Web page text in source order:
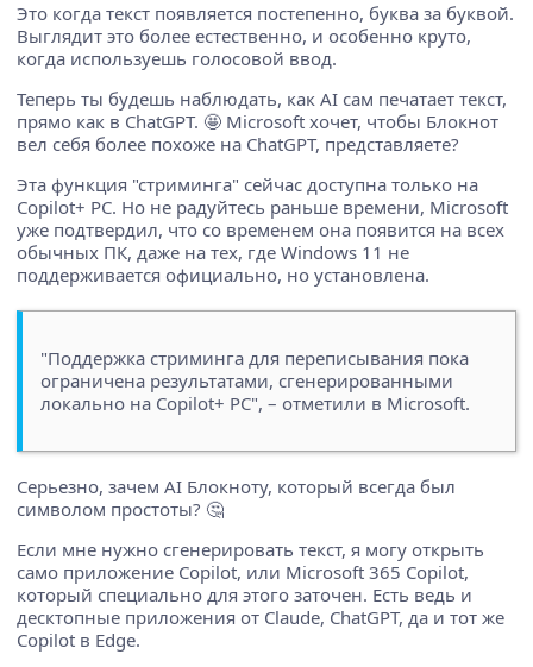
Это когда текст появляется постепенно, буква за буквой.
Выглядит это более естественно, и особенно круто,
когда используешь голосовой ввод.
Теперь ты будешь наблюдать, как AI сам печатает текст,
прямо как в ChatGPT. 🤩 Microsoft хочет, чтобы Блокнот
вел себя более похоже на ChatGPT, представляете?
Эта функция "стриминга" сейчас доступна только на
Copilot+ PC. Но не радуйтесь раньше времени, Microsoft
уже подтвердил, что со временем она появится на всех
обычных ПК, даже на тех, где Windows 11 не
поддерживается официально, но установлена.
"Поддержка стриминга для переписывания пока
ограничена результатами, сгенерированными
локально на Copilot+ PC", – отметили в Microsoft.
Серьезно, зачем AI Блокноту, который всегда был
символом простоты? 🤔
Если мне нужно сгенерировать текст, я могу открыть
само приложение Copilot, или Microsoft 365 Copilot,
который специально для этого заточен. Есть ведь и
десктопные приложения от Claude, ChatGPT, да и тот же
Copilot в Edge.